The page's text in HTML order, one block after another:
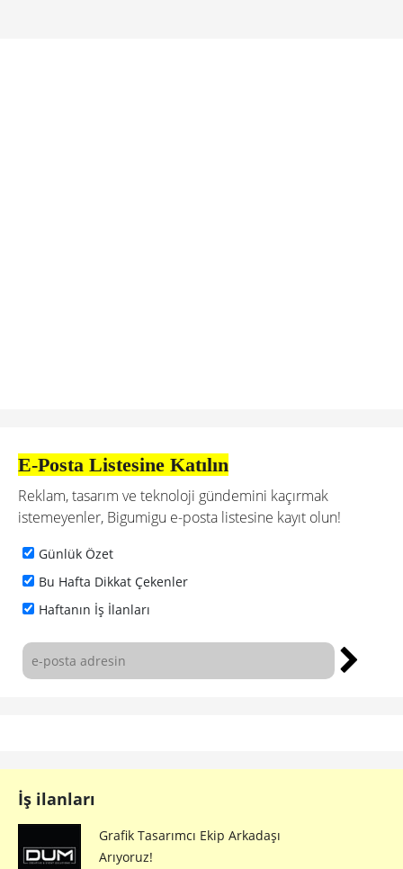
E-Posta Listesine Katılın
Reklam, tasarım ve teknoloji gündemini kaçırmak
istemeyenler, Bigumigu e-posta listesine kayıt olun!
Günlük Özet
Bu Hafta Dikkat Çekenler
Haftanın İş İlanları
İş ilanları
Grafik Tasarımcı Ekip Arkadaşı
Arıyoruz!